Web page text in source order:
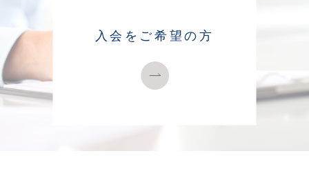
入会をご希望の方